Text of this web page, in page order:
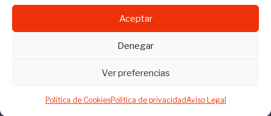
Aceptar
Denegar
Ver preferencias
Política de CookiesPolítica de privacidadAviso Legal
Revista Travel Manager © 2012 - 2026
Todos los derechos reservados.